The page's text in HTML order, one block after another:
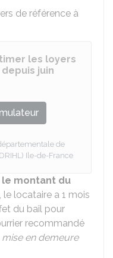
de référence à
les loyers
juin
de
Ile-de-France
le montant du
, le locataire a 1 mois
du bail pour
recommandé
mise en demeure